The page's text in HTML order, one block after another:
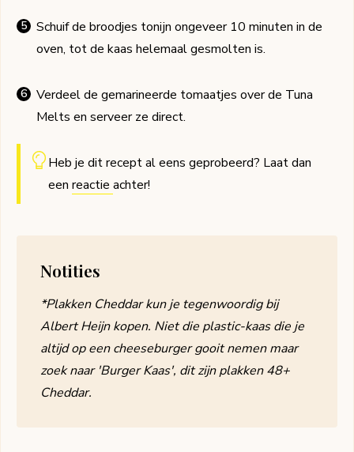
Schuif de broodjes tonijn ongeveer 10 minuten in de
oven, tot de kaas helemaal gesmolten is.
Verdeel de gemarineerde tomaatjes over de Tuna
Melts en serveer ze direct.
Heb je dit recept al eens geprobeerd? Laat dan
een reactie achter!
Notities
*Plakken Cheddar kun je tegenwoordig bij
Albert Heijn kopen. Niet die plastic-kaas die je
altijd op een cheeseburger gooit nemen maar
zoek naar 'Burger Kaas', dit zijn plakken 48+
Cheddar.